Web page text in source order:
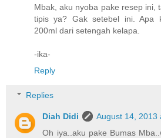
Mbak, aku nyoba pake resep ini,
tipis ya? Gak setebel ini. Apa
200ml dari setengah kelapa.
-ika-
Reply
Replies
Diah Didi
August 14, 2013
Oh iya..aku pake Bumas